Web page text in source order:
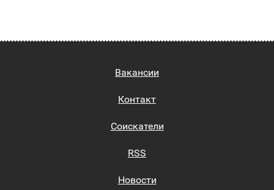
Вакансии
Контакт
Соискатели
RSS
Новости